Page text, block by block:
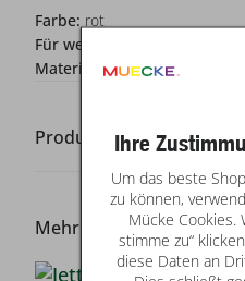
Farbe: rot
Für wen?:
Materialzusammensetzung:
Produkt-Codes
Mehr von dieser Marke
Ihre
Um das beste
zu können,
Mücke Cookies.
stimme zu“
diese Daten an